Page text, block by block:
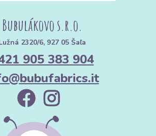
Bubulákovo s.r.o.
2320/6, 927 05 Šaľa
905 383 904